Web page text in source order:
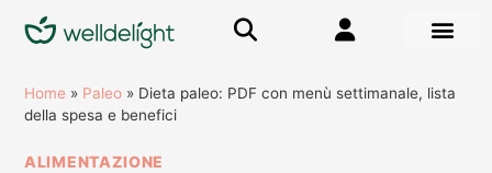
Home » Paleo » Dieta paleo: PDF con menù settimanale, lista
della spesa e benefici
ALIMENTAZIONE